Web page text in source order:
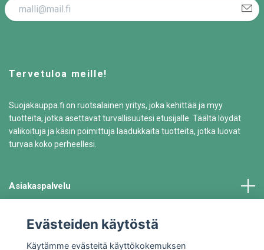
Tervetuloa meille!
Suojakauppa.fi on ruotsalainen yritys, joka kehittää ja myy
tuotteita, jotka asettavat turvallisuutesi etusijalle. Täältä löydät
valikoituja ja käsin poimittuja laadukkaita tuotteita, jotka luovat
turvaa koko perheellesi.
Asiakaspalvelu
TiedotEvästeiden käytöstä
Käytämme evästeitä käyttökokemuksen